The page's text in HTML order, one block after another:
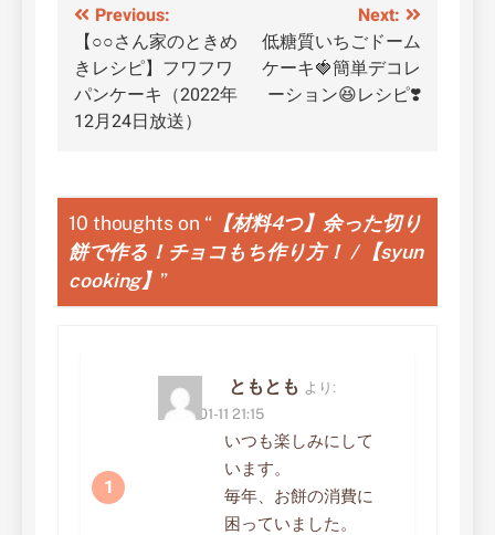
投
稿
ナ
ビ
ー
シ
ョ
Previous:
【○○さん家のときめ
きレシピ】フワフワ
パンケーキ（2022年
12月24日放送）
Next:
低糖質いちごドーム
ケーキ🍓簡単デコレ
ーション😆レシピ❣️
10 thoughts on “【材料4つ】余った切り
餅で作る！チョコもち作り方！ / 【syun
cooking】 ”
ともとも より:
2023-01-11 21:15
いつも楽しみにして
います。
毎年、お餅の消費に
困っていました。